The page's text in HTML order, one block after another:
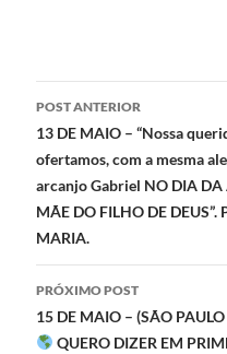
Navegação
de
posts
POST ANTERIOR
13 DE MAIO – “Nossa
ofertamos, com a mesma
arcanjo Gabriel NO DIA DA
MÃE DO FILHO DE
MARIA.
PRÓXIMO POST
15 DE MAIO – (SÃO
QUERO DIZER EM